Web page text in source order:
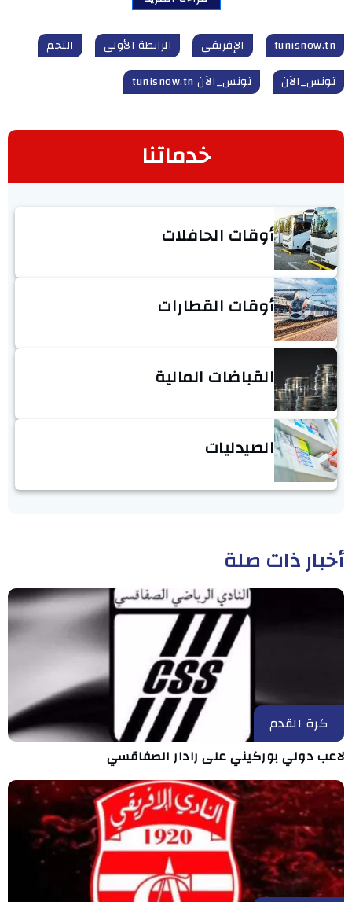
tunisnow.tn الإفريقي الرابطة الأولى
النجم
تونس_الآن
تونس_الآن tunisnow.tn
خدماتنا
أوقات الحافلات
أوقات القطارات
القباضات المالية
الصيدليات
أخبار ذات صلة
كرة القدم
لاعب دولي بوركيني على رادار الصفاقسي